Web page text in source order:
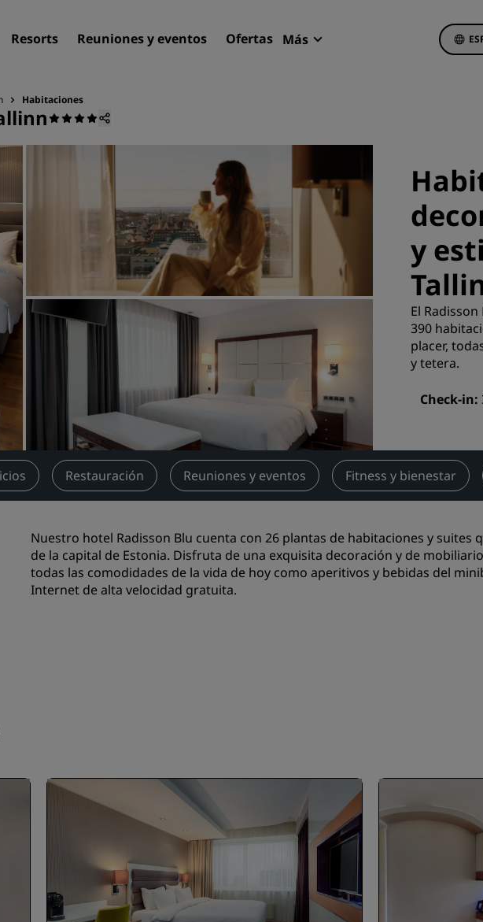
Resorts Reuniones y eventos Ofertas Más
Destinos
Resorts
Apartahoteles
Hoteles en el aeropuerto
Hoteles nuevos y de próxima
apertura
Descubre Radisson Meetings
Reserva un espacio de reuniones
Solicita un presupuesto
Destinos para eventos
Soluciones sectoriales
Buscar vuelos
Restaurantes
Buscar restaurantes
Habitaciones
y
El
390
placer,
y tetera.
Check-in
Restauración Reuniones y eventos Fitness y bienestar
Nuestro hotel Radisson Blu cuenta con 26 plantas de habitaciones y suites
de la capital de Estonia. Disfruta de una exquisita decoración y de
todas las comodidades de la vida de hoy como aperitivos y bebidas del
Internet de alta velocidad gratuita.